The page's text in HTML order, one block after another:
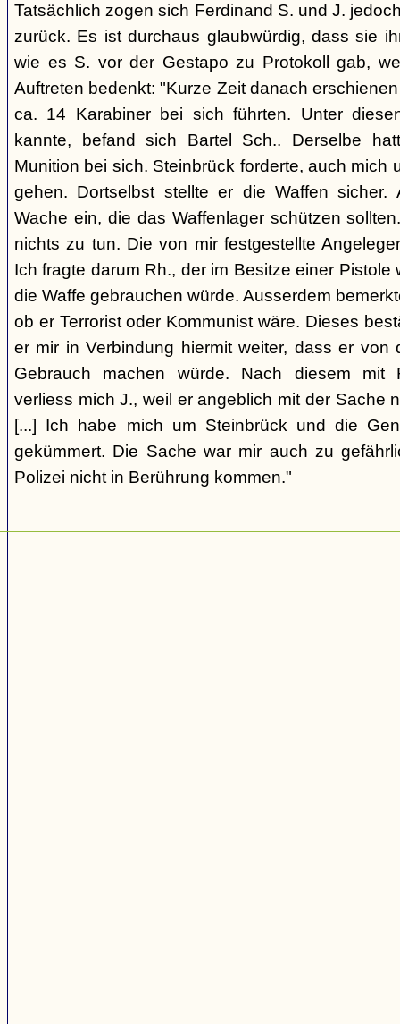
Tatsächlich zogen sich Ferdinand S. und J.
zurück. Es ist durchaus glaubwürdig, dass sie
wie es S. vor der Gestapo zu Protokoll gab,
Auftreten bedenkt: "Kurze Zeit danach
ca. 14 Karabiner bei sich führten. Unter
kannte, befand sich Bartel Sch.. Derselbe
Munition bei sich. Steinbrück forderte, auch mich
gehen. Dortselbst stellte er die Waffen sicher.
Wache ein, die das Waffenlager schützen
nichts zu tun. Die von mir festgestellte
Ich fragte darum Rh., der im Besitze einer Pistole
die Waffe gebrauchen würde. Ausserdem
ob er Terrorist oder Kommunist wäre. Dieses
er mir in Verbindung hiermit weiter, dass er von
Gebrauch machen würde. Nach diesem mit
verliess mich J., weil er angeblich mit der Sache
[...] Ich habe mich um Steinbrück und die
gekümmert. Die Sache war mir auch zu
Polizei nicht in Berührung kommen."